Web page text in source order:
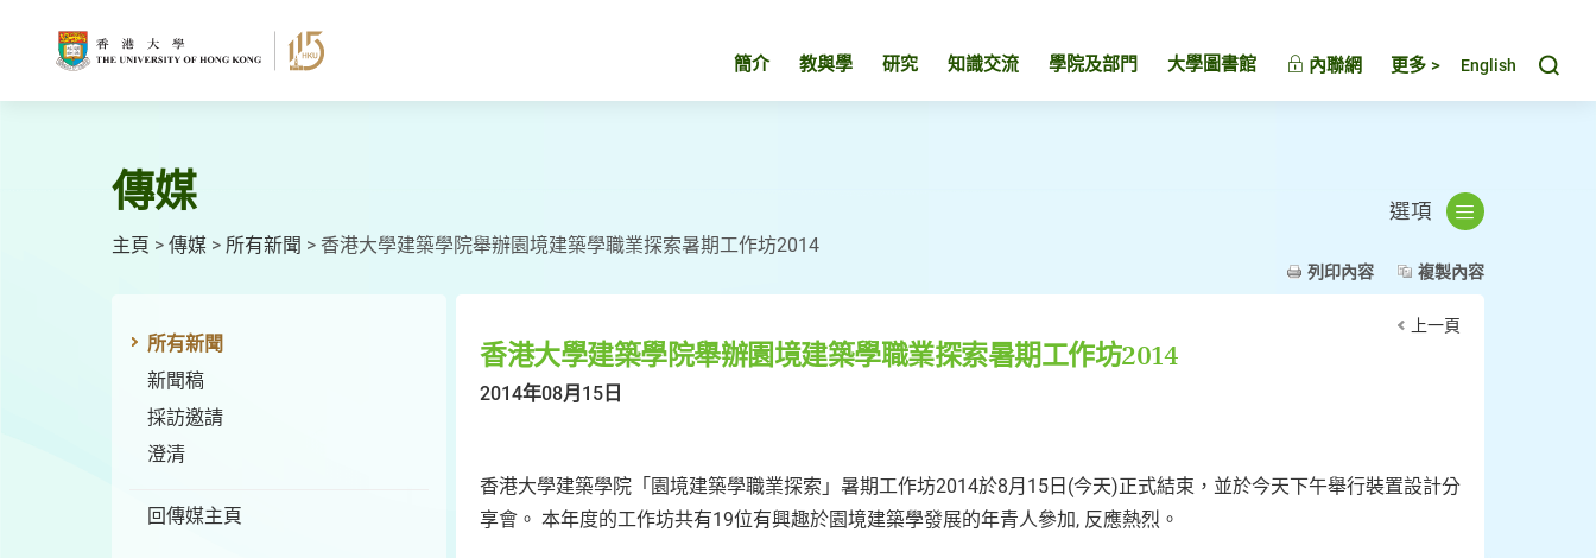
簡介 教與學 研究 知識交流 學院及部門 大學圖書館 內聯網 更多 > English
傳媒
主頁 > 傳媒 > 所有新聞 > 香港大學建築學院舉辦園境建築學職業探索暑期工作坊2014
選項
列印內容 複製內容
所有新聞
新聞稿
採訪邀請
澄清
回傳媒主頁
上一頁
香港大學建築學院舉辦園境建築學職業探索暑期工作坊2014
2014年08月15日
香港大學建築學院「園境建築學職業探索」暑期工作坊2014於8月15日(今天)正式結束，並於今天下午舉行裝置設計分
享會。 本年度的工作坊共有19位有興趣於園境建築學發展的年青人參加, 反應熱烈。